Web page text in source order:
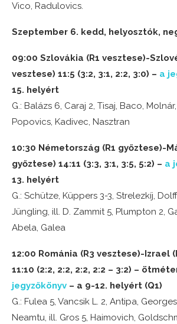
Vico, Radulovics.
Szeptember 6. kedd, helyosztók,
09:00 Szlovákia (R1 vesztese)-
vesztese) 11:5 (3:2, 3:1, 2:2, 3:0) – a
15. helyért
G.: Balázs 6, Caraj 2, Tisaj, Baco,
Popovics, Kadivec, Nasztran
10:30 Németország (R1 győztese)-
győztese) 14:11 (3:3, 3:1, 3:5, 5:2) – a
13. helyért
G.: Schütze, Küppers 3-3, Strelezkíj,
Jüngling, ill. D. Zammit 5, Plumpton 2,
Abela, Galea
12:00 Románia (R3 vesztese)-Izrael
11:10 (2:2, 2:2, 2:2, 2:2 – 3:2) –
jegyzőkönyv – a 9-12. helyért (Q1)
G.: Fulea 5, Vancsik L. 2, Antipa,
Neamtu, ill. Gros 5, Haimovich,